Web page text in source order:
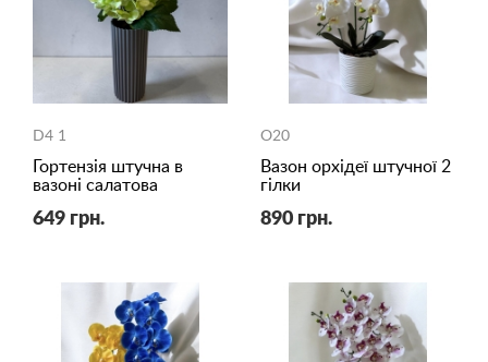
D4 1
Гортензія штучна в
вазоні салатова
649 грн.
O20
Вазон орхідеї штучної 2
гілки
890 грн.